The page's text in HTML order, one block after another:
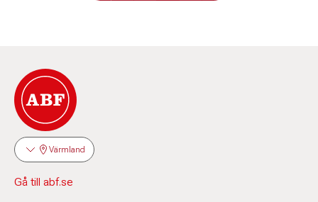
Värmland
Gå till abf.se